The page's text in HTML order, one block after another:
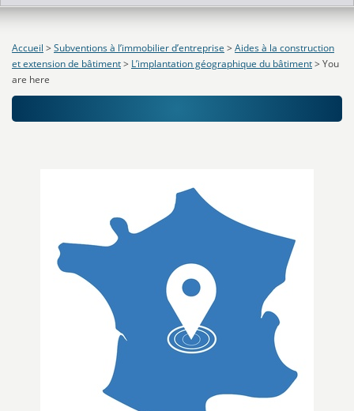
Accueil > Subventions à l’immobilier d’entreprise > Aides à la construction
et extension de bâtiment> L’implantation géographique du bâtiment> You
are here